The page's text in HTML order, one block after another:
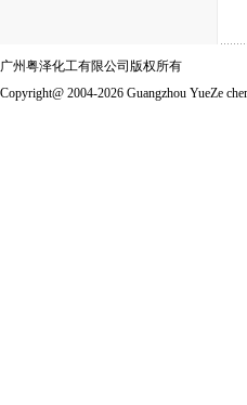
广州粤泽化工有限公司版权所有
Copyright@ 2004-2026 Guangzhou YueZe